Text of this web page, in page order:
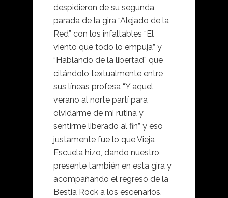
despidieron de su segunda
parada de la gira “Alejado de la
Red” con los infaltables “El
viento que todo lo empuja” y
“Hablando de la libertad” que
citándolo textualmente entre
sus líneas profesa “Y aquel
verano al norte partí para
olvidarme de mi rutina y
sentirme liberado al fin” y eso
justamente fue lo que Vieja
Escuela hizo, dando nuestro
presente también en esta gira y
acompañando el regreso de la
Bestia Rock a los escenarios.